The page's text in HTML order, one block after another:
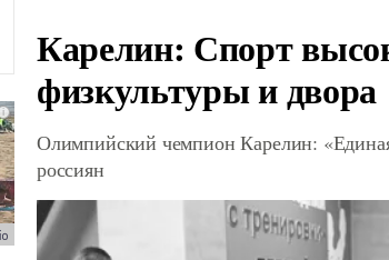
Карелин: Спорт
физкультуры и двора
Олимпийский чемпион Карелин:
россиян